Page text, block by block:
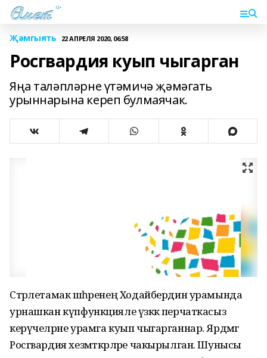
Җәмгыять 22 АПРЕЛЯ 2020, 06:58
Росгвардия куып чыгарган
Яңа таләпләрне үтәмичә җәмәгать
урыннарына кереп булмаячак.
Стәрлетамак шәһәренең Ходайбердин урамында
урнашкан күпфункцияле үзәккә перчаткасыз
керүчеләрне урамга куып чыгарганнар. Ярдәмгә
Росгвардия хезмәткәрләре чакырылган. Шунысы